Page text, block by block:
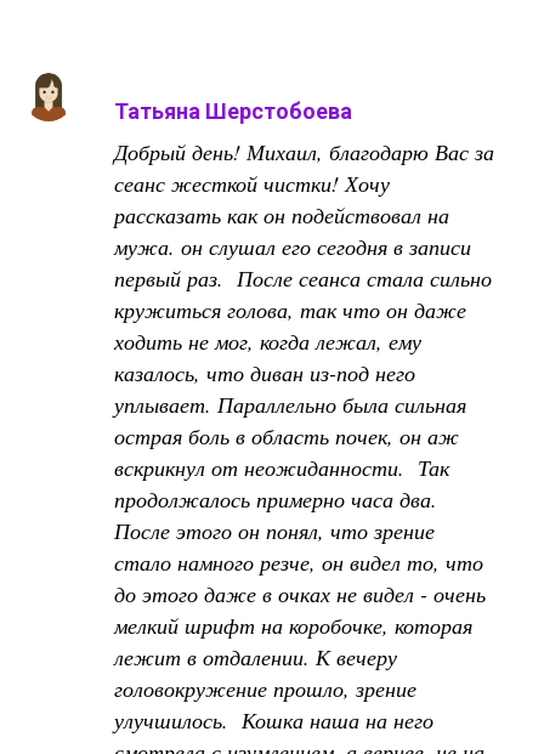
Татьяна Шерстобоева
Добрый день! Михаил, благодарю Вас за
сеанс жесткой чистки! Хочу
рассказать как он подействовал на
мужа. он слушал его сегодня в записи
первый раз. После сеанса стала сильно
кружиться голова, так что он даже
ходить не мог, когда лежал, ему
казалось, что диван из-под него
уплывает. Параллельно была сильная
острая боль в область почек, он аж
вскрикнул от неожиданности. Так
продолжалось примерно часа два.
После этого он понял, что зрение
стало намного резче, он видел то, что
до этого даже в очках не видел - очень
мелкий шрифт на коробочке, которая
лежит в отдалении. К вечеру
головокружение прошло, зрение
улучшилось. Кошка наша на него